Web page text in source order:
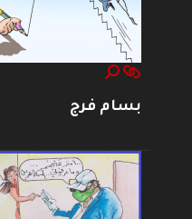
بسام فرج